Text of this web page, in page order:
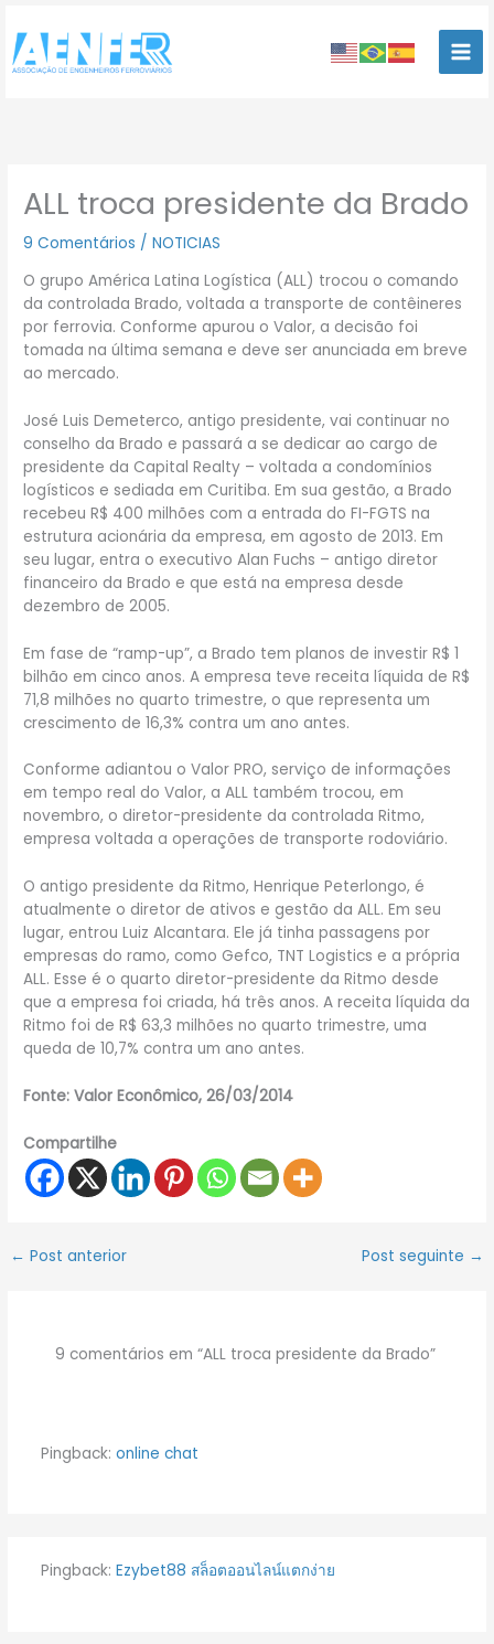
para
conteúdo
ALL troca presidente da Brado
9 Comentários /NOTICIAS
O grupo América Latina Logística (ALL) trocou o comando
da controlada Brado, voltada a transporte de contêineres
por ferrovia. Conforme apurou o Valor, a decisão foi
tomada na última semana e deve ser anunciada em breve
ao mercado.
José Luis Demeterco, antigo presidente, vai continuar no
conselho da Brado e passará a se dedicar ao cargo de
presidente da Capital Realty – voltada a condomínios
logísticos e sediada em Curitiba. Em sua gestão, a Brado
recebeu R$ 400 milhões com a entrada do FI-FGTS na
estrutura acionária da empresa, em agosto de 2013. Em
seu lugar, entra o executivo Alan Fuchs – antigo diretor
financeiro da Brado e que está na empresa desde
dezembro de 2005.
Em fase de “ramp-up”, a Brado tem planos de investir R$ 1
bilhão em cinco anos. A empresa teve receita líquida de R$
71,8 milhões no quarto trimestre, o que representa um
crescimento de 16,3% contra um ano antes.
Conforme adiantou o Valor PRO, serviço de informações
em tempo real do Valor, a ALL também trocou, em
novembro, o diretor-presidente da controlada Ritmo,
empresa voltada a operações de transporte rodoviário.
O antigo presidente da Ritmo, Henrique Peterlongo, é
atualmente o diretor de ativos e gestão da ALL. Em seu
lugar, entrou Luiz Alcantara. Ele já tinha passagens por
empresas do ramo, como Gefco, TNT Logistics e a própria
ALL. Esse é o quarto diretor-presidente da Ritmo desde
que a empresa foi criada, há três anos. A receita líquida da
Ritmo foi de R$ 63,3 milhões no quarto trimestre, uma
queda de 10,7% contra um ano antes.
Fonte: Valor Econômico, 26/03/2014
Compartilhe
← Post anterior Post seguinte →
9 comentários em “ALL troca presidente da Brado”
Pingback: online chat
Pingback: Ezybet88 สล็อตออนไลน์แตกง่าย